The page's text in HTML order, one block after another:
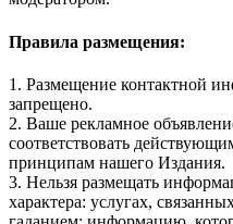
Правила размещения:
1. Размещение контактной
запрещено.
2. Ваше рекламное
соответствовать
принципам нашего Издания.
3. Нельзя размещать
характера: услугах,